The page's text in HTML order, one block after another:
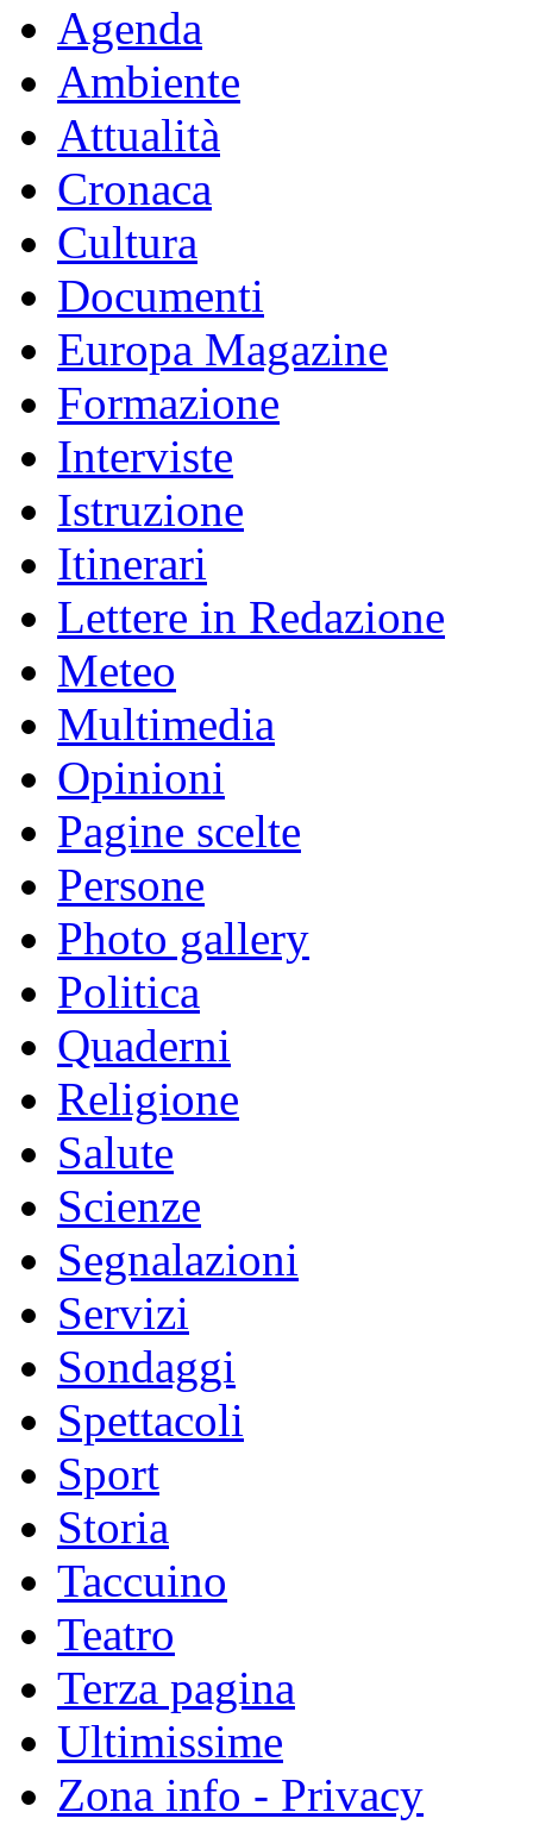
Agenda
Ambiente
Attualità
Cronaca
Cultura
Documenti
Europa Magazine
Formazione
Interviste
Istruzione
Itinerari
Lettere in Redazione
Meteo
Multimedia
Opinioni
Pagine scelte
Persone
Photo gallery
Politica
Quaderni
Religione
Salute
Scienze
Segnalazioni
Servizi
Sondaggi
Spettacoli
Sport
Storia
Taccuino
Teatro
Terza pagina
Ultimissime
Zona info - Privacy